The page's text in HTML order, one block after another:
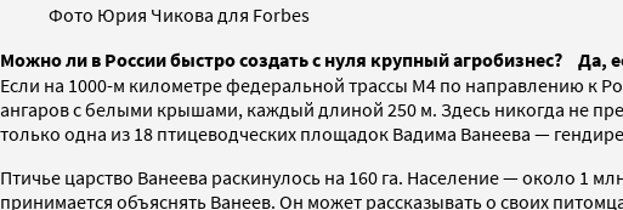
Фото Юрия Чикова для Forbes
Можно ли в России быстро создать с нуля крупный агробизнес? Да,
Если на 1000-м километре федеральной трассы М4 по направлению к
ангаров с белыми крышами, каждый длиной 250 м. Здесь никогда не
только одна из 18 птицеводческих площадок Вадима Ванеева —
Птичье царство Ванеева раскинулось на 160 га. Население — около 1
принимается объяснять Ванеев. Он может рассказывать о своих